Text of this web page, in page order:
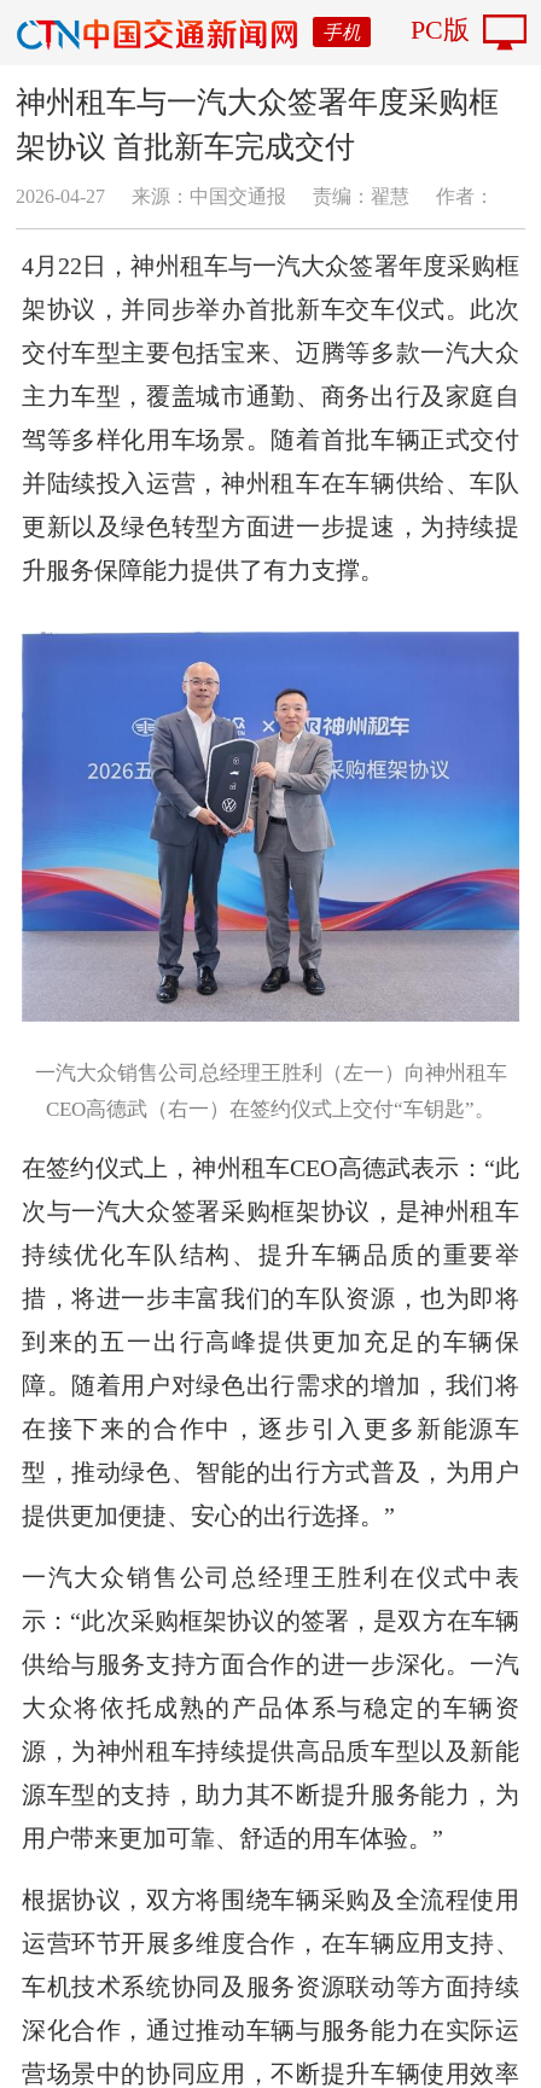
手机 PC版
神州租车与一汽大众签署年度采购框
架协议 首批新车完成交付
2026-04-27 来源：中国交通报 责编：翟慧 作者：
4月22日，神州租车与一汽大众签署年度采购框
架协议，并同步举办首批新车交车仪式。此次
交付车型主要包括宝来、迈腾等多款一汽大众
主力车型，覆盖城市通勤、商务出行及家庭自
驾等多样化用车场景。随着首批车辆正式交付
并陆续投入运营，神州租车在车辆供给、车队
更新以及绿色转型方面进一步提速，为持续提
升服务保障能力提供了有力支撑。
一汽大众销售公司总经理王胜利（左一）向神州租车
CEO高德武（右一）在签约仪式上交付“车钥匙”。
在签约仪式上，神州租车CEO高德武表示：“此
次与一汽大众签署采购框架协议，是神州租车
持续优化车队结构、提升车辆品质的重要举
措，将进一步丰富我们的车队资源，也为即将
到来的五一出行高峰提供更加充足的车辆保
障。随着用户对绿色出行需求的增加，我们将
在接下来的合作中，逐步引入更多新能源车
型，推动绿色、智能的出行方式普及，为用户
提供更加便捷、安心的出行选择。”
一汽大众销售公司总经理王胜利在仪式中表
示：“此次采购框架协议的签署，是双方在车辆
供给与服务支持方面合作的进一步深化。一汽
大众将依托成熟的产品体系与稳定的车辆资
源，为神州租车持续提供高品质车型以及新能
源车型的支持，助力其不断提升服务能力，为
用户带来更加可靠、舒适的用车体验。”
根据协议，双方将围绕车辆采购及全流程使用
运营环节开展多维度合作，在车辆应用支持、
车机技术系统协同及服务资源联动等方面持续
深化合作，通过推动车辆与服务能力在实际运
营场景中的协同应用，不断提升车辆使用效率